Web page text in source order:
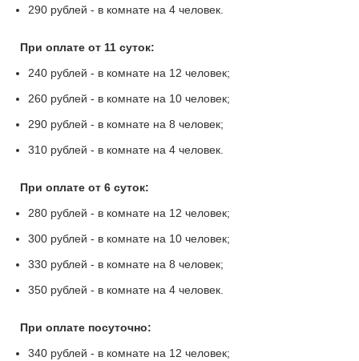
290 рублей - в комнате на 4 человек.
При оплате от 11 суток:
240 рублей - в комнате на 12 человек;
260 рублей - в комнате на 10 человек;
290 рублей - в комнате на 8 человек;
310 рублей - в комнате на 4 человек.
При оплате от 6 суток:
280 рублей - в комнате на 12 человек;
300 рублей - в комнате на 10 человек;
330 рублей - в комнате на 8 человек;
350 рублей - в комнате на 4 человек.
При оплате посуточно:
340 рублей - в комнате на 12 человек;